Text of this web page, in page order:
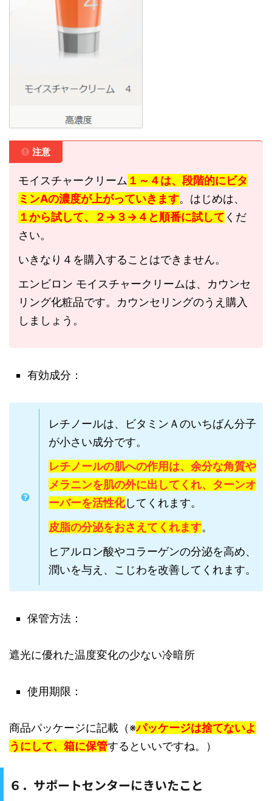
注意
モイスチャークリーム １～４は、段階的にビタ
ミンAの濃度が上がっていきます。はじめは、
１から試して、２→３→４と順番に試して くだ
さい。
いきなり４を購入することはできません。
エンビロン モイスチャークリームは、カウンセ
リング化粧品です。カウンセリングのうえ購入
しましょう。
有効成分：
レチノールは、ビタミンＡのいちばん分子
が小さい成分です。
レチノールの肌への作用は、余分な角質や
メラニンを肌の外に出してくれ、ターンオ
ーバーを活性化してくれます。
皮脂の分泌をおさえてくれます。
ヒアルロン酸やコラーゲンの分泌を高め、
潤いを与え、こじわを改善してくれます。
保管方法：
遮光に優れた温度変化の少ない冷暗所
使用期限：
商品パッケージに記載（※パッケージは捨てないよ
うにして、箱に保管するといいですね。）
６．サポートセンターにきいたこと